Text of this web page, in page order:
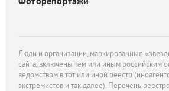
Люди и организации, маркированные
сайта, включены тем или иным российским
ведомством в тот или иной реестр
экстремистов и так далее). Перечень